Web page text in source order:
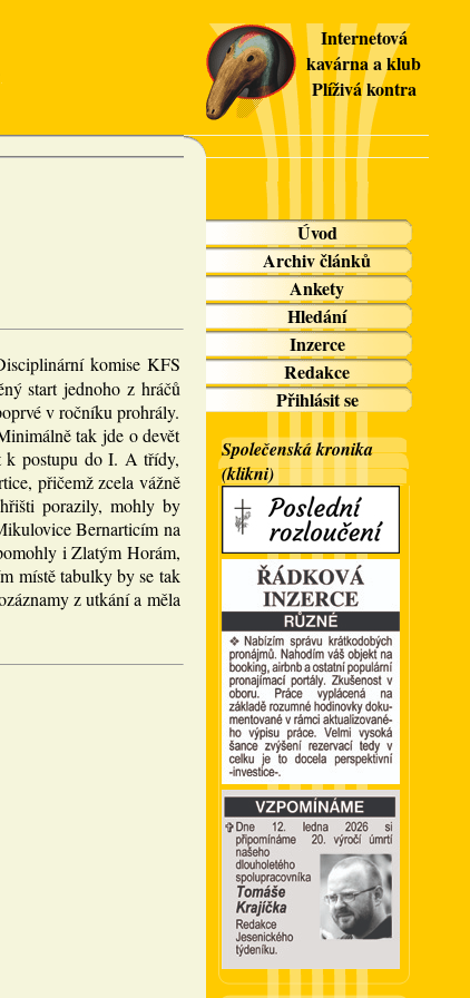
Internetová
kavárna a klub
Plíživá kontra
komise KFS
start jednoho z hráčů
v ročníku prohrály.
tak jde o devět
k postupu do I. A třídy,
přičemž zcela vážně
porazily, mohly by
Bernarticím na
i Zlatým Horám,
místě tabulky by se tak
z utkání a měla
Úvod
Archiv článků
Ankety
Hledání
Inzerce
Redakce
Přihlásit se
Společenská kronika
(klikni)